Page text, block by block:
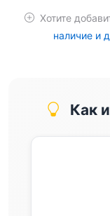
Хотите
наличие и
Как